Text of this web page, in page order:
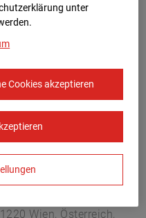
Wien, Österreich,
unter
Cookies akzeptieren